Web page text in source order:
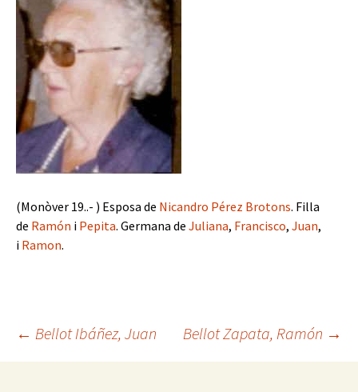
(Monòver 19..- ) Esposa de Nicandro Pérez Brotons. Filla
de Ramón i Pepita. Germana de Juliana, Francisco, Juan,
i Ramon.
Navegación
← Bellot Ibáñez, Juan Bellot Zapata, Ramón →